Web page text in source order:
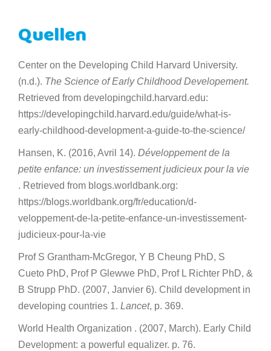
Quellen
Center on the Developing Child Harvard University.
(n.d.). The Science of Early Childhood Developement.
Retrieved from developingchild.harvard.edu:
https://developingchild.harvard.edu/guide/what-is-
early-childhood-development-a-guide-to-the-science/
Hansen, K. (2016, Avril 14). Développement de la
petite enfance: un investissement judicieux pour la vie
. Retrieved from blogs.worldbank.org:
https://blogs.worldbank.org/fr/education/d-
veloppement-de-la-petite-enfance-un-investissement-
judicieux-pour-la-vie
Prof S Grantham-McGregor, Y B Cheung PhD, S
Cueto PhD, Prof P Glewwe PhD, Prof L Richter PhD, &
B Strupp PhD. (2007, Janvier 6). Child development in
developing countries 1. Lancet, p. 369.
World Health Organization . (2007, March). Early Child
Development: a powerful equalizer. p. 76.